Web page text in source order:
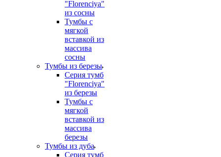
"Florenciya"
из сосны
Тумбы с
мягкой
вставкой из
массива
сосны
Тумбы из березы
Серия тумб
"Florenciya"
из березы
Тумбы с
мягкой
вставкой из
массива
березы
Тумбы из дуба
Серия тумб